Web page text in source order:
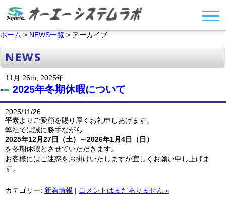
ホーム > NEWS一覧 > アーカイブ
NEWS
11月 26th, 2025年
2025年冬期休暇について
2025/11/26
平素よりご愛顧を賜り厚くお礼申しあげます。
弊社では誠に勝手ながら
2025年12月27日（土）～2026年1月4日（日）
を冬期休暇とさせていただきます。
お客様にはご迷惑をお掛けいたしますが宜しくお願い申し上げま
す。
カテゴリー: 新着情報 | コメントはまだありません »